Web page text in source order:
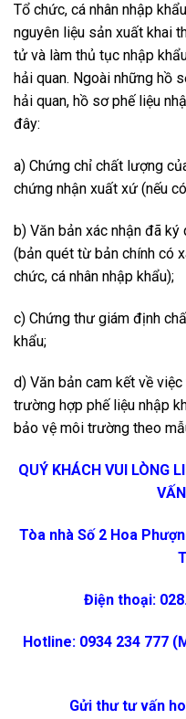
Tổ chức, cá nhân nhập
nguyên liệu sản xuất khai
tử và làm thủ tục nhập
hải quan. Ngoài những hồ
hải quan, hồ sơ phế liệu
đây:
a) Chứng chỉ chất lượng
chứng nhận xuất xứ (nếu
b) Văn bản xác nhận đã
(bản quét từ bản chính có
chức, cá nhân nhập khẩu);
c) Chứng thư giám định
khẩu;
d) Văn bản cam kết về
trường hợp phế liệu nhập
bảo vệ môi trường theo
QUÝ KHÁCH VUI LÒNG
Tòa nhà Số 2 Hoa
Điện thoại:
Hotline: 0934 234 777
Gửi thư tư vấn